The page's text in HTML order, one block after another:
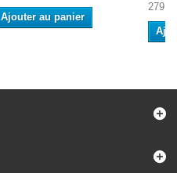
Ajouter au panier